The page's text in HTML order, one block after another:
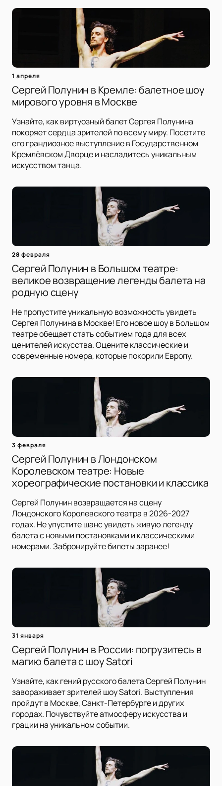
1 апреля
Сергей Полунин в Кремле: балетное шоу
мирового уровня в Москве
Узнайте, как виртуозный балет Сергея Полунина
покоряет сердца зрителей по всему миру. Посетите
его грандиозное выступление в Государственном
Кремлёвском Дворце и насладитесь уникальным
искусством танца.
28 февраля
Сергей Полунин в Большом театре:
великое возвращение легенды балета на
родную сцену
Не пропустите уникальную возможность увидеть
Сергея Полунина в Москве! Его новое шоу в Большом
театре обещает стать событием года для всех
ценителей искусства. Оцените классические и
современные номера, которые покорили Европу.
3 февраля
Сергей Полунин в Лондонском
Королевском театре: Новые
хореографические постановки и классика
Сергей Полунин возвращается на сцену
Лондонского Королевского театра в 2026-2027
годах. Не упустите шанс увидеть живую легенду
балета с новыми постановками и классическими
номерами. Забронируйте билеты заранее!
31 января
Сергей Полунин в России: погрузитесь в
магию балета с шоу Satori
Узнайте, как гений русского балета Сергей Полунин
завораживает зрителей шоу Satori. Выступления
пройдут в Москве, Санкт-Петербурге и других
городах. Почувствуйте атмосферу искусства и
грации на уникальном событии.